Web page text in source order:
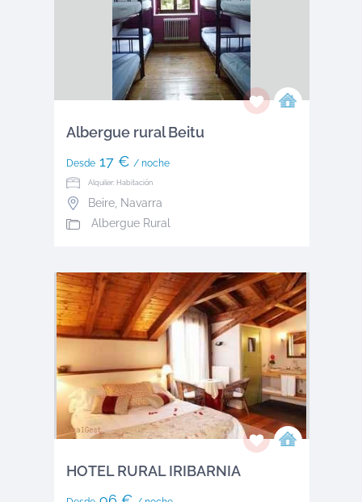
Albergue rural Beitu
Desde17 € / noche
Alquiler: Habitación
Beire, Navarra
Albergue Rural
HOTEL RURAL IRIBARNIA